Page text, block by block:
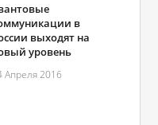
в
выходят на
уровень
Апреля 2016